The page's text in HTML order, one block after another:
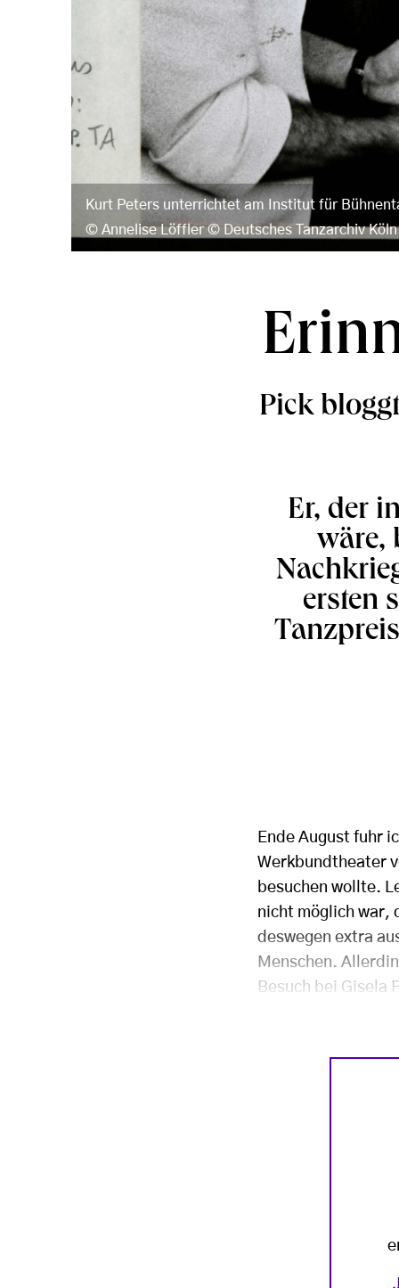
Kurt Peters unterrichtet am Institut für
Annelise Löffler © Deutsches Tanzarchiv Köln
Pick
Er, der
wäre,
ersten
Ende August fuhr
Werkbundtheater
besuchen wollte.
nicht möglich war,
deswegen extra
Menschen.
Besuch bei Gisela